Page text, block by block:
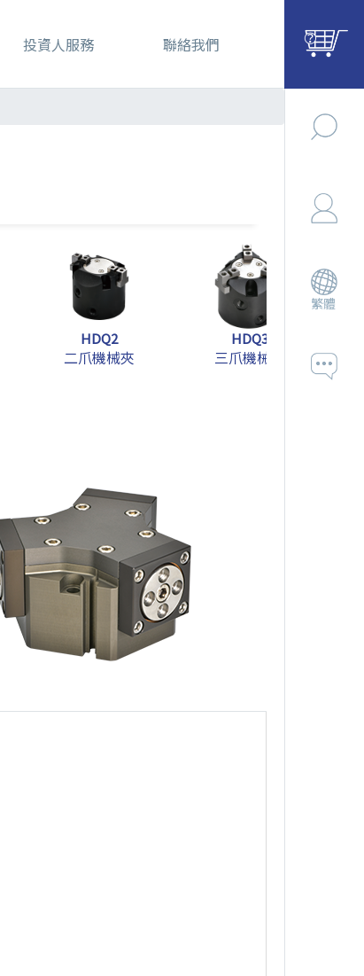
投資人服務 聯絡我們
HDQ2
二爪機械夾
HDQ3
三爪機械夾
繁體